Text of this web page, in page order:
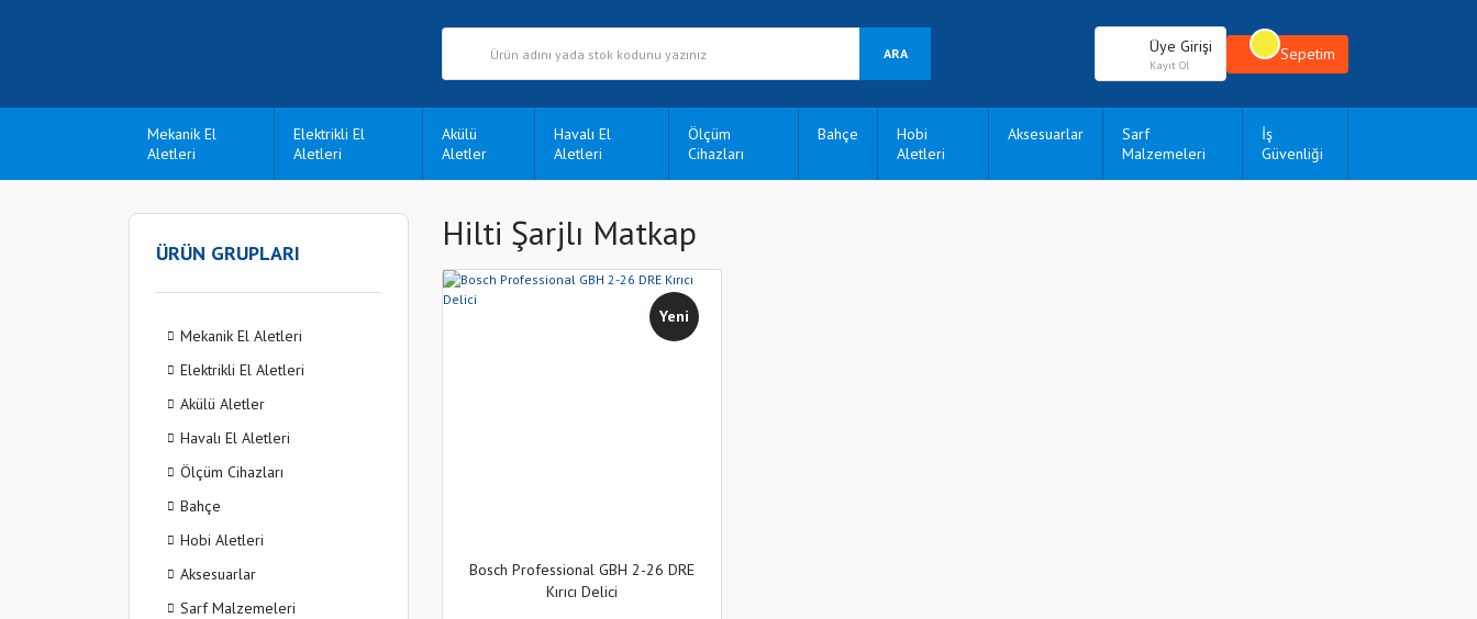
ARA Üye Girişi
Kayıt Ol
Sepetim
Mekanik El
Aletleri
Elektrikli El
Aletleri
Akülü
Aletler
Havalı El
Aletleri
Ölçüm
Cihazları
Bahçe
Hobi
Aletleri
Aksesuarlar
Sarf
Malzemeleri
İş
Güvenliği
ÜRÜN GRUPLARI
Mekanik El Aletleri
Elektrikli El Aletleri
Akülü Aletler
Havalı El Aletleri
Ölçüm Cihazları
Bahçe
Hobi Aletleri
Aksesuarlar
Sarf Malzemeleri
Hilti Şarjlı Matkap
Yeni
Bosch Professional GBH 2-26 DRE
Kırıcı Delici